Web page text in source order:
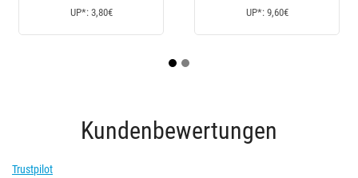
UP*: 3,80€ UP*: 9,60€
Kundenbewertungen
Trustpilot